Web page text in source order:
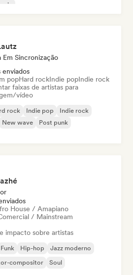
Em Sincronização
enviados
popHard rockIndie popIndie rock
faixas de artistas para
vídeo
rock Indie pop
Indie rock
New wave
Post punk
House / Amapiano
/ Mainstream
impacto sobre artistas
Funk Hip-hop
Jazz moderno
compositor Soul